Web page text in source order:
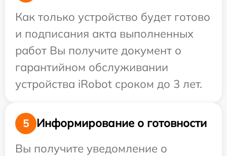
Как только устройство будет готово
и подписания акта выполненных
работ Вы получите документ о
гарантийном обслуживании
устройства iRobot сроком до 3 лет.
5
Информирование о готовности
Вы получите уведомление о